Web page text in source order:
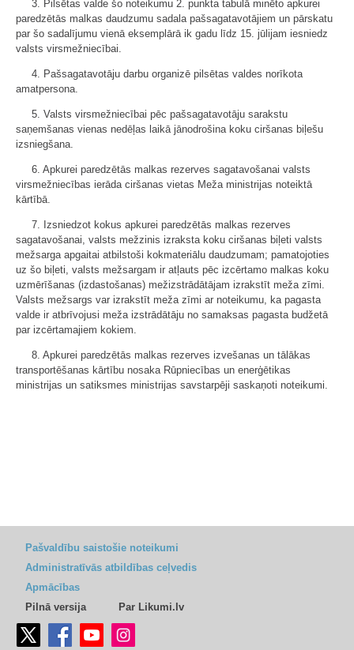
3. Pilsētas valde šo noteikumu 2. punkta tabulā minēto apkurei
paredzētās malkas daudzumu sadala pašsagatavotājiem un pārskatu
par šo sadalījumu vienā eksemplārā ik gadu līdz 15. jūlijam iesniedz
valsts virsmežniecībai.
4. Pašsagatavotāju darbu organizē pilsētas valdes norīkota
amatpersona.
5. Valsts virsmežniecībai pēc pašsagatavotāju sarakstu
saņemšanas vienas nedēļas laikā jānodrošina koku ciršanas biļešu
izsniegšana.
6. Apkurei paredzētās malkas rezerves sagatavošanai valsts
virsmežniecības ierāda ciršanas vietas Meža ministrijas noteiktā
kārtībā.
7. Izsniedzot kokus apkurei paredzētās malkas rezerves
sagatavošanai, valsts mežzinis izraksta koku ciršanas biļeti valsts
mežsarga apgaitai atbilstoši kokmateriālu daudzumam; pamatojoties
uz šo biļeti, valsts mežsargam ir atļauts pēc izcērtamo malkas koku
uzmērīšanas (izdastošanas) mežizstrādātājam izrakstīt meža zīmi.
Valsts mežsargs var izrakstīt meža zīmi ar noteikumu, ka pagasta
valde ir atbrīvojusi meža izstrādātāju no samaksas pagasta budžetā
par izcērtamajiem kokiem.
8. Apkurei paredzētās malkas rezerves izvešanas un tālākas
transportēšanas kārtību nosaka Rūpniecības un enerģētikas
ministrijas un satiksmes ministrijas savstarpēji saskaņoti noteikumi.
Pašvaldību saistošie noteikumi
Administratīvās atbildības ceļvedis
Apmācības
Pilnā versija
Par Likumi.lv